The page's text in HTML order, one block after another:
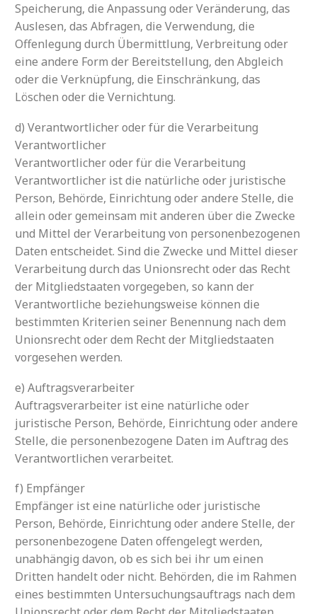
Speicherung, die Anpassung oder Veränderung, das
Auslesen, das Abfragen, die Verwendung, die
Offenlegung durch Übermittlung, Verbreitung oder
eine andere Form der Bereitstellung, den Abgleich
oder die Verknüpfung, die Einschränkung, das
Löschen oder die Vernichtung.
d) Verantwortlicher oder für die Verarbeitung
Verantwortlicher
Verantwortlicher oder für die Verarbeitung
Verantwortlicher ist die natürliche oder juristische
Person, Behörde, Einrichtung oder andere Stelle, die
allein oder gemeinsam mit anderen über die Zwecke
und Mittel der Verarbeitung von personenbezogenen
Daten entscheidet. Sind die Zwecke und Mittel dieser
Verarbeitung durch das Unionsrecht oder das Recht
der Mitgliedstaaten vorgegeben, so kann der
Verantwortliche beziehungsweise können die
bestimmten Kriterien seiner Benennung nach dem
Unionsrecht oder dem Recht der Mitgliedstaaten
vorgesehen werden.
e) Auftragsverarbeiter
Auftragsverarbeiter ist eine natürliche oder
juristische Person, Behörde, Einrichtung oder andere
Stelle, die personenbezogene Daten im Auftrag des
Verantwortlichen verarbeitet.
f) Empfänger
Empfänger ist eine natürliche oder juristische
Person, Behörde, Einrichtung oder andere Stelle, der
personenbezogene Daten offengelegt werden,
unabhängig davon, ob es sich bei ihr um einen
Dritten handelt oder nicht. Behörden, die im Rahmen
eines bestimmten Untersuchungsauftrags nach dem